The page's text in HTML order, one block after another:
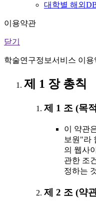
대학별 해외
이용약관
닫기
학술연구정보서비스 이용
제 1 장 총칙
제 1 조 (목
이 약관
보원"라
의 웹사
관한 조
정하는
제 2 조 (약